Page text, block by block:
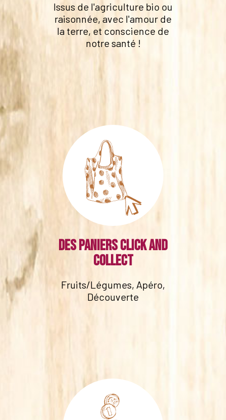
Issus de l'agriculture bio ou
raisonnée, avec l'amour de
la terre, et conscience de
notre santé !
Des paniers click and
collect
Fruits/Légumes, Apéro,
Découverte